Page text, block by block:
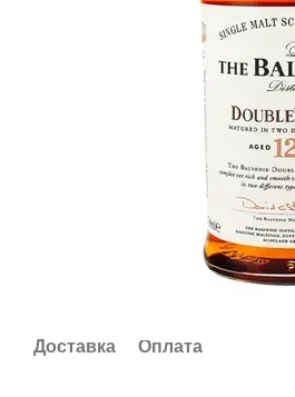
Доставка Оплата